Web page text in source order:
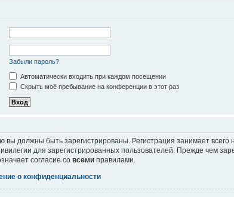
Забыли пароль?
Автоматически входить при каждом посещении
Скрыть моё пребывание на конференции в этот раз
вы должны быть зарегистрированы. Регистрация занимает
для зарегистрированных пользователей. Прежде чем
согласие со всеми правилами.
о конфиденциальности